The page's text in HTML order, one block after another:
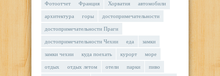
Фотоотчет Франция Хорватия автомобили
архитектура горы достопримечательности
достопримечательности Праги
достопримечательности Чехии еда замки
замки чехии куда поехать курорт море
отдых отдых летом отели парки пиво